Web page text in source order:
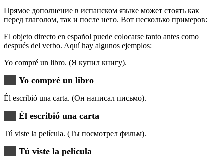
Прямое дополнение в испанском языке может стоять как
перед глаголом, так и после него. Вот несколько примеров:
El objeto directo en español puede colocarse tanto antes como
después del verbo. Aquí hay algunos ejemplos:
Yo compré un libro. (Я купил книгу).
Yo compré un libro
Él escribió una carta. (Он написал письмо).
Él escribió una carta
Tú viste la película. (Ты посмотрел фильм).
Tú viste la película